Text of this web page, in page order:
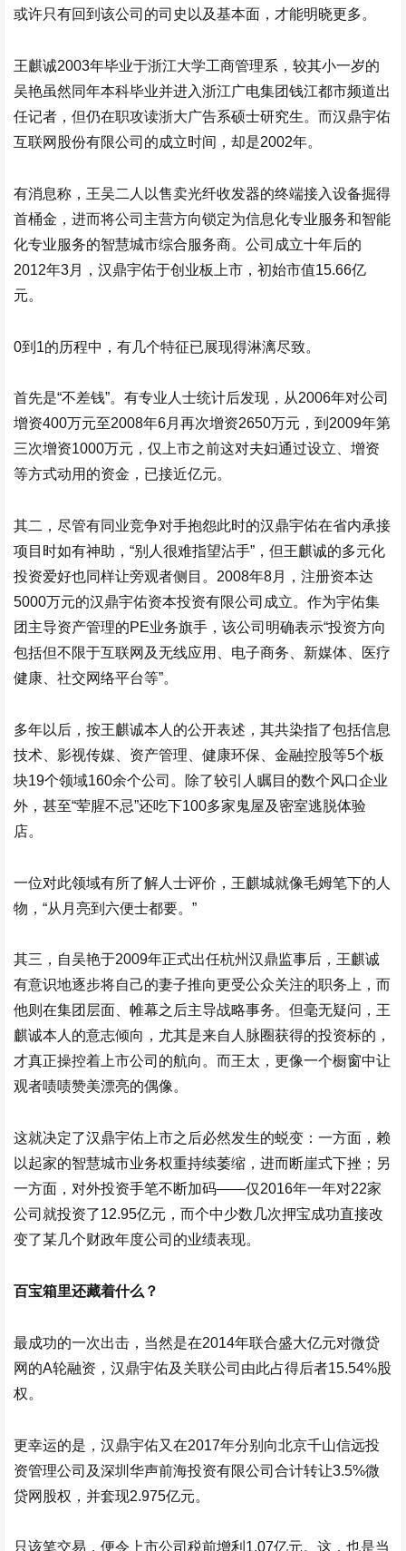
或许只有回到该公司的司史以及基本面，才能明晓更多。
王麒诚2003年毕业于浙江大学工商管理系，较其小一岁的
吴艳虽然同年本科毕业并进入浙江广电集团钱江都市频道出
任记者，但仍在职攻读浙大广告系硕士研究生。而汉鼎宇佑
互联网股份有限公司的成立时间，却是2002年。
有消息称，王吴二人以售卖光纤收发器的终端接入设备掘得
首桶金，进而将公司主营方向锁定为信息化专业服务和智能
化专业服务的智慧城市综合服务商。公司成立十年后的
2012年3月，汉鼎宇佑于创业板上市，初始市值15.66亿
元。
0到1的历程中，有几个特征已展现得淋漓尽致。
首先是“不差钱”。有专业人士统计后发现，从2006年对公司
增资400万元至2008年6月再次增资2650万元，到2009年第
三次增资1000万元，仅上市之前这对夫妇通过设立、增资
等方式动用的资金，已接近亿元。
其二，尽管有同业竞争对手抱怨此时的汉鼎宇佑在省内承接
项目时如有神助，“别人很难指望沾手”，但王麒诚的多元化
投资爱好也同样让旁观者侧目。2008年8月，注册资本达
5000万元的汉鼎宇佑资本投资有限公司成立。作为宇佑集
团主导资产管理的PE业务旗手，该公司明确表示“投资方向
包括但不限于互联网及无线应用、电子商务、新媒体、医疗
健康、社交网络平台等”。
多年以后，按王麒诚本人的公开表述，其共染指了包括信息
技术、影视传媒、资产管理、健康环保、金融控股等5个板
块19个领域160余个公司。除了较引人瞩目的数个风口企业
外，甚至“荤腥不忌”还吃下100多家鬼屋及密室逃脱体验
店。
一位对此领域有所了解人士评价，王麒城就像毛姆笔下的人
物，“从月亮到六便士都要。”
其三，自吴艳于2009年正式出任杭州汉鼎监事后，王麒诚
有意识地逐步将自己的妻子推向更受公众关注的职务上，而
他则在集团层面、帷幕之后主导战略事务。但毫无疑问，王
麒诚本人的意志倾向，尤其是来自人脉圈获得的投资标的，
才真正操控着上市公司的航向。而王太，更像一个橱窗中让
观者啧啧赞美漂亮的偶像。
这就决定了汉鼎宇佑 上市之后必然发生的蜕变：一方面，赖
以起家的智慧城市业务权重持续萎缩，进而断崖式下挫；另
一方面，对外投资手笔不断加码——仅2016年一年对22家
公司就投资了12.95亿元，而个中少数几次押宝成功直接改
变了某几个财政年度公司的业绩表现。
百宝箱里还藏着什么？
最成功的一次出击，当然是在2014年联合盛大亿元对微贷
网 的A轮融资，汉鼎宇佑及关联公司由此占得后者15.54%股
权。
更幸运的是，汉鼎宇佑又在2017年分别向北京千山信远投
资管理公司及深圳华声前海投资有限公司合计转让3.5%微
贷网 股权，并套现2.975亿元。
只该笔交易，便令上市公司税前增利1.07亿元。这，也是当